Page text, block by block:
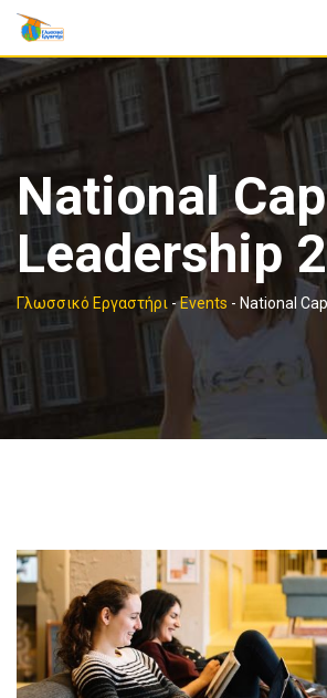
Skip
content
National
Leadership
Γλωσσικό Εργαστήρι -Events - National